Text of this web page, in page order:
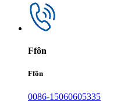
Ffôn
Ffôn
0086-15060605335